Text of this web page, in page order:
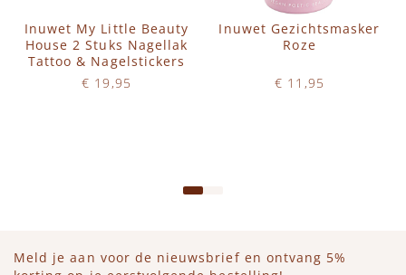
Inuwet My Little Beauty
House 2 Stuks Nagellak
Tattoo & Nagelstickers
€ 19,95
Inuwet Gezichtsmasker
Roze
€ 11,95
Meld je aan voor de nieuwsbrief en ontvang 5%